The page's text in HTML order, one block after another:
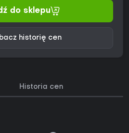
do sklepu
historię cen
Historia cen